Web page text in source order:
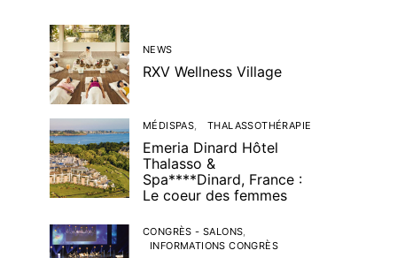
NEWS
RXV Wellness Village
MÉDISPAS THALASSOTHÉRAPIE
Emeria Dinard Hôtel
Thalasso &
Spa****Dinard, France :
Le coeur des femmes
CONGRÈS - SALONS
INFORMATIONS CONGRÈS